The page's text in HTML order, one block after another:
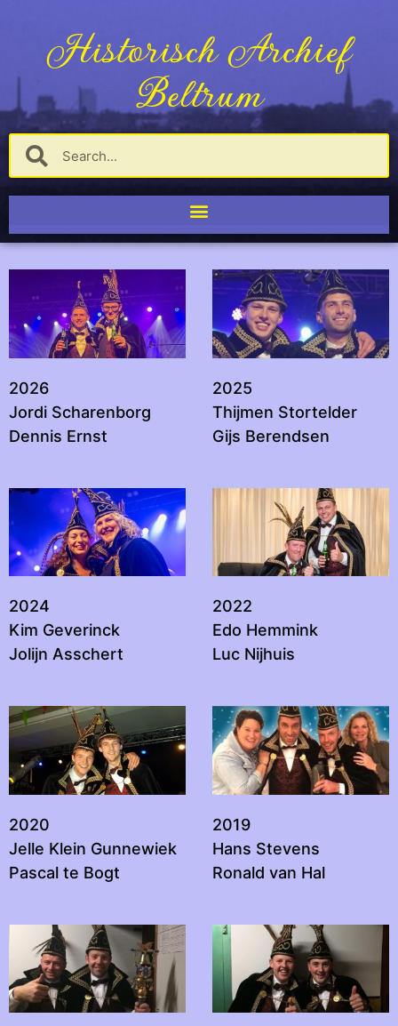
Historisch Archief
Beltrum
2026
Jordi Scharenborg
Dennis Ernst
2025
Thijmen Stortelder
Gijs Berendsen
2024
Kim Geverinck
Jolijn Asschert
2022
Edo Hemmink
Luc Nijhuis
2020
Jelle Klein Gunnewiek
Pascal te Bogt
2019
Hans Stevens
Ronald van Hal